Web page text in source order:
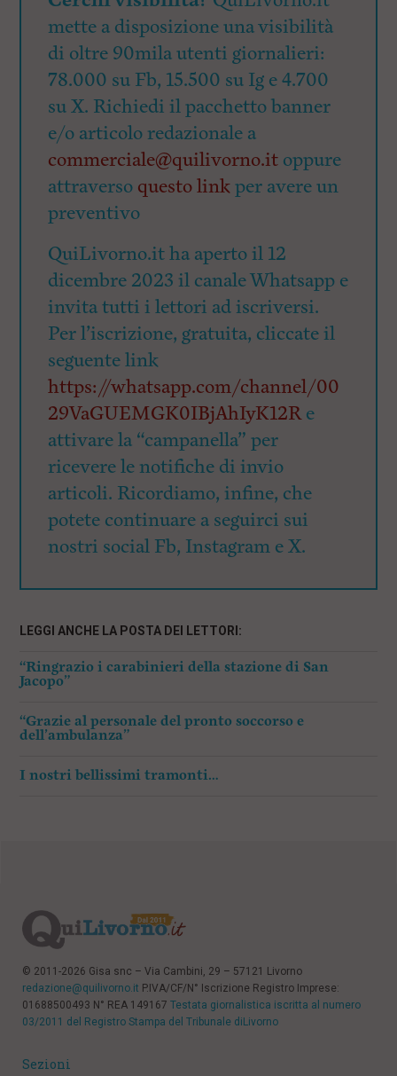
mette a disposizione una visibilità
di oltre 90mila utenti giornalieri:
78.000 su Fb, 15.500 su Ig e 4.700
su X. Richiedi il pacchetto banner
e/o articolo redazionale a
commerciale@quilivorno.it oppure
attraverso questo linkper avere un
preventivo
QuiLivorno.it ha aperto il 12
dicembre 2023 il canale Whatsapp e
invita tutti i lettori ad iscriversi.
Per l’iscrizione, gratuita, cliccate il
seguente link
https://whatsapp.com/channel/00
29VaGUEMGK0IBjAhIyK12Re
attivare la “campanella” per
ricevere le notifiche di invio
articoli. Ricordiamo, infine, che
potete continuare a seguirci sui
nostri social Fb, Instagram e X.
LEGGI ANCHE LA POSTA DEI LETTORI:
“Ringrazio i carabinieri della stazione di San
Jacopo”
“Grazie al personale del pronto soccorso e
dell’ambulanza”
I nostri bellissimi tramonti…
© 2011-2026 Gisa snc – Via Cambini, 29 – 57121 Livorno
redazione@quilivorno.it P.IVA/CF/N° Iscrizione Registro Imprese:
01688500493 N° REA 149167 Testata giornalistica iscritta al numero
03/2011 del Registro Stampa del Tribunale diLivorno
Sezioni